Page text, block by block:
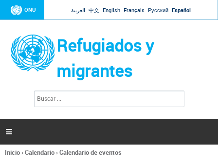
Jump to navigation
ONU العربية 中文 English Français Русский Español
Refugiados y
migrantes
l
s

Se
Inicio›Calendario›Calendario de eventos